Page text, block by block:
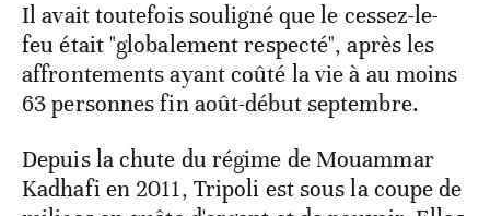
Il avait toutefois souligné que le cessez-le-
feu était "globalement respecté", après les
affrontements ayant coûté la vie à au moins
63 personnes fin août-début septembre.
Depuis la chute du régime de Mouammar
Kadhafi en 2011, Tripoli est sous la coupe de